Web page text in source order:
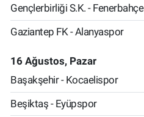
Gençlerbirliği S.K. - Fenerbahçe
Gaziantep FK - Alanyaspor
16 Ağustos, Pazar
Başakşehir - Kocaelispor
Beşiktaş - Eyüpspor